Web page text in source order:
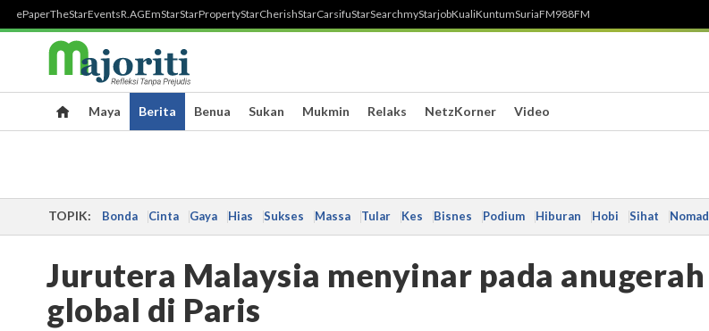
ePaperTheStarEventsR.AGEmStarStarPropertyStarCherishStarCarsifuStarSearchmyStarjobKualiKuntumSuriaFM988FM
Maya Berita Benua Sukan Mukmin Relaks NetzKorner Video
TOPIK: Bonda Cinta Gaya Hias Sukses Massa Tular Kes Bisnes Podium Hiburan Hobi Sihat Nomad
Jurutera Malaysia menyinar pada anugerah
global di Paris